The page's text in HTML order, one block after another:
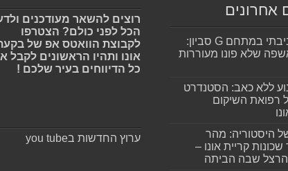
אחרונים
מפגע סביבתי במתחם G סביון:
שלא פונו מעוררות
ללא כאב: הסטנדרט
רפואת השיקום
היסטוריה: מהר
קריית אונו –
שבה הביתה
רוצים להשאר מעודכנים
הכל לפני כולם? הצטרפו
לקבוצת הוואטס אפ של
אונו ותהיו הראשונים לקבל
כל הדיווחים בעיר שלכם !
ערוץ החדשות בyou tube